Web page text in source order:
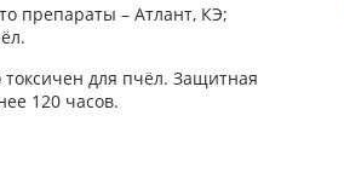
препараты – Атлант, КЭ;
токсичен для пчёл. Защитная
120 часов.